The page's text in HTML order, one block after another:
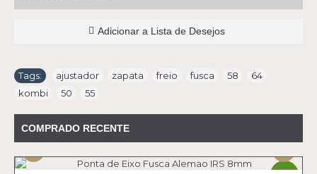
Adicionar a Lista de Desejos
Tags: ajustador zapata freio fusca 58 64
kombi
50 55
COMPRADO RECENTE